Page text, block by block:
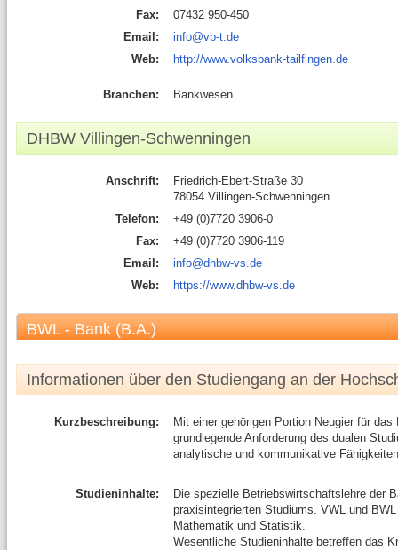
Fax:
07432 950-450
Email:
info@vb-t.de
Web:
http://www.volksbank-tailfingen.de
Branchen: Bankwesen
DHBW Villingen-Schwenningen
Anschrift:
Friedrich-Ebert-Straße 30
78054 Villingen-Schwenningen
Telefon:
+49 (0)7720 3906-0
Fax:
+49 (0)7720 3906-119
Email:
info@dhbw-vs.de
Web:
https://www.dhbw-vs.de
BWL - Bank (B.A.)
Informationen über den Studiengang an der
Kurzbeschreibung:
Mit einer gehörigen Portion Neugier für
grundlegende Anforderung des dualen
analytische und kommunikative
Studieninhalte:
Die spezielle Betriebswirtschaftslehre der
praxisintegrierten Studiums. VWL und
Mathematik und Statistik.
Wesentliche Studieninhalte betreffen das